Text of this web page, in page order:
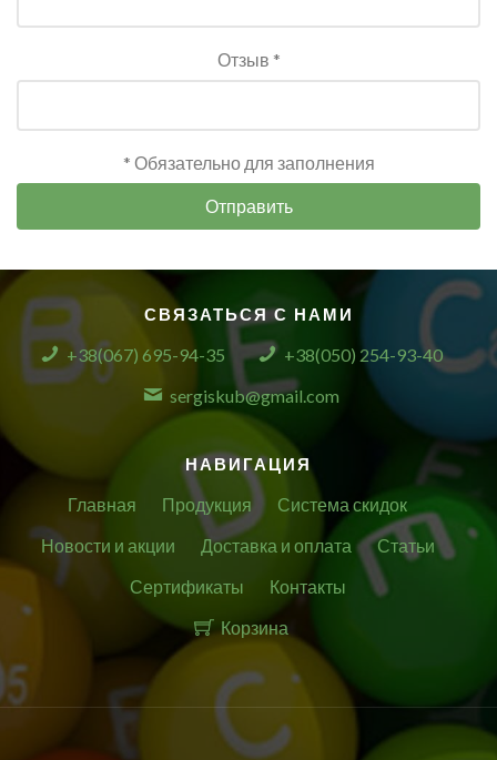
Отзыв *
* Обязательно для заполнения
Отправить
СВЯЗАТЬСЯ С НАМИ
+38(067) 695-94-35
+38(050) 254-93-40
sergiskub@gmail.com
НАВИГАЦИЯ
Главная Продукция
Система скидок
Новости и акции
Доставка и оплата
Статьи
Сертификаты
Контакты
Корзина